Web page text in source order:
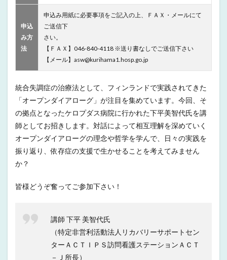
申込
み方
法
申込み用紙に必要事項をご記入の上、ＦＡＸ・メールにて
ご送信下
さい。
【ＦＡＸ】046-840-4118 ※送り書なしでご送信下さい
【メール】asw@kurihama1.hosp.go.jp
統合失調症の治療法として、フィンランドで実践されてきた
「オープンダイアローグ」が注目を集めています。今回、そ
の拠点となったケロプダス病院に行かれた下平美智代氏を講
師としてお招きします。対話によって相互理解を深めていく
オープンダイアローグの理念や哲学を学んで、日々の実践を
振り返り、依存症の支援で生かせることを考えてみません
か？
皆様どうぞ奮ってご参加下さい！
講師 下平 美智代氏
（特定非営利活動法人リカバリーサポートセン
ターＡＣＴＩＰＳ訪問看護ステーションＡＣＴ
－Ｊ所長）